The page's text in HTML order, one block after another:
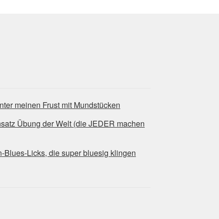
meinen Frust mit Mundstücken
Übung der Welt (die JEDER machen
Blues-Licks, die super bluesig klingen